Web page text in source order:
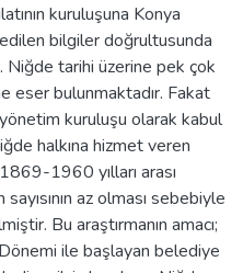
kuruluşuna Konya
bilgiler doğrultusunda
Niğde tarihi üzerine pek çok
eser bulunmaktadır. Fakat
kuruluşu olarak kabul
halkına hizmet veren
1960 yılları arası
az olması sebebiyle
Bu araştırmanın amacı;
ile başlayan belediye